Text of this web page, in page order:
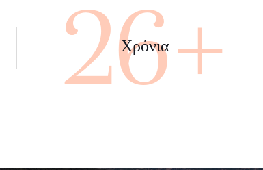
45+
Χρόνια